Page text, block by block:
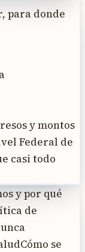
para donde
y montos
Federal de
casi todo
y por qué
de
Cómo se